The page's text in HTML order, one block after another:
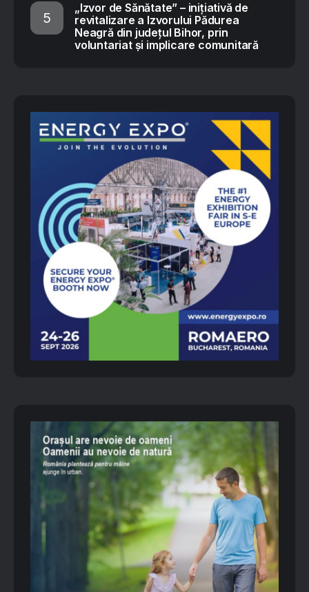
„Izvor de Sănătate” – inițiativă de
revitalizare a Izvorului Pădurea
Neagră din județul Bihor, prin
voluntariat și implicare comunitară